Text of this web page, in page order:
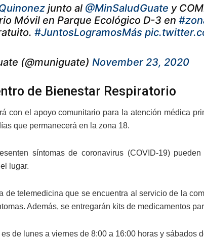
junto al @MinSaludGuate y
Móvil en Parque Ecológico D-3 en
#JuntosLogramosMás
(@muniguate) November 23, 2020
de Bienestar Respiratorio
con el apoyo comunitario para la atención médica
que permanecerá en la zona 18.
síntomas de coronavirus (COVID-19)
lugar.
de telemedicina que se encuentra al servicio de la
Además, se entregarán kits de medicamentos
de lunes a viernes de 8:00 a 16:00 horas y sábados